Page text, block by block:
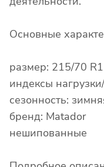
Основные
размер: 215/70
индексы
сезонность:
бренд: Matador
нешипованные